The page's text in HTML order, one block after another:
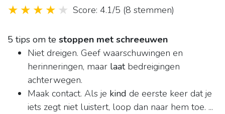
Score: 4.1/5 (8 stemmen)
5 tips om te stoppen met schreeuwen
Niet dreigen. Geef waarschuwingen en
herinneringen, maar laatbedreigingen
achterwegen.
Maak contact. Als je kind de eerste keer dat je
iets zegt niet luistert, loop dan naar hem toe. ...